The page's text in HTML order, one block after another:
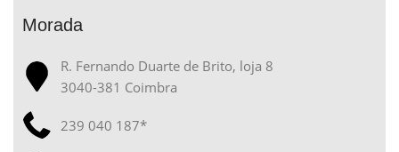
Morada
R. Fernando Duarte de Brito, loja 8
3040-381 Coimbra
239 040 187*